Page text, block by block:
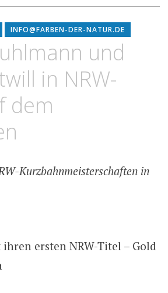
INFO@FARBEN-DER-NATUR.DE
und
in NRW-
dem
Kurzbahnmeisterschaften in
ersten NRW-Titel – Gold